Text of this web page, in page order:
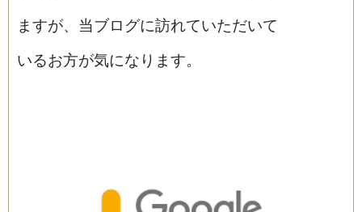
ますが、当ブログに訪れていただいて
いるお方が気になります。